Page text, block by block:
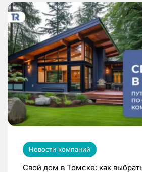
Новости компаний
Свой дом в Томске: как